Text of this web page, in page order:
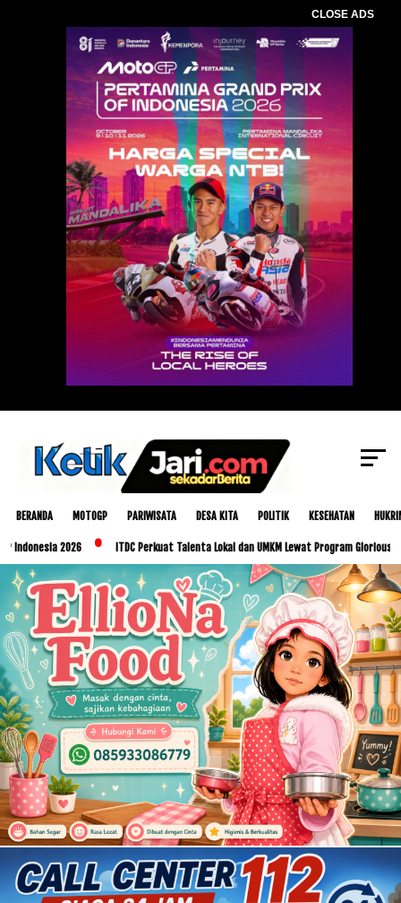
CLOSE ADS
BERANDA MOTOGP PARIWISATA DESA KITA POLITIK KESEHATAN
2026 ITDC Perkuat Talenta Lokal dan UMKM Lewat Program Glorious Golo Mori